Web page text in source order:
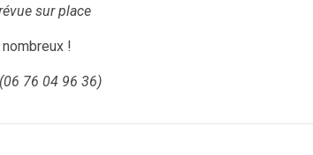
sur place
!
(06 76 04 96 36)